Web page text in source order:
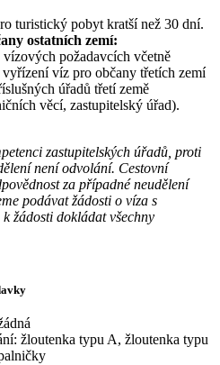
turistický pobyt kratší než 30 dní.
ostatních zemí:
požadavcích včetně
víz pro občany třetích zemí
úřadů třetí země
věcí, zastupitelský úřad).
zastupitelských úřadů, proti
není odvolání. Cestovní
za případné neudělení
podávat žádosti o víza s
žádosti dokládat všechny
žloutenka typu A, žloutenka typu